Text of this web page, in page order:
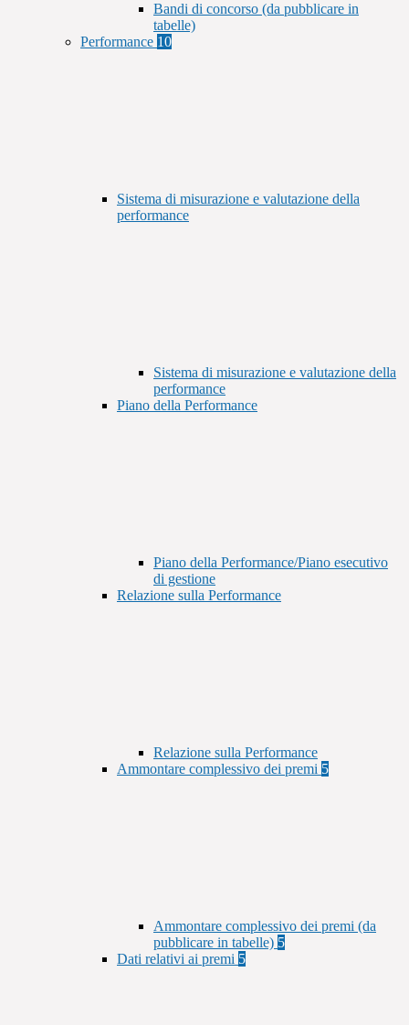
Bandi di concorso (da pubblicare in
tabelle)
Performance 10
Sistema di misurazione e valutazione della
performance
Sistema di misurazione e valutazione della
performance
Piano della Performance
Piano della Performance/Piano esecutivo
di gestione
Relazione sulla Performance
Relazione sulla Performance
Ammontare complessivo dei premi 5
Ammontare complessivo dei premi (da
pubblicare in tabelle) 5
Dati relativi ai premi 5